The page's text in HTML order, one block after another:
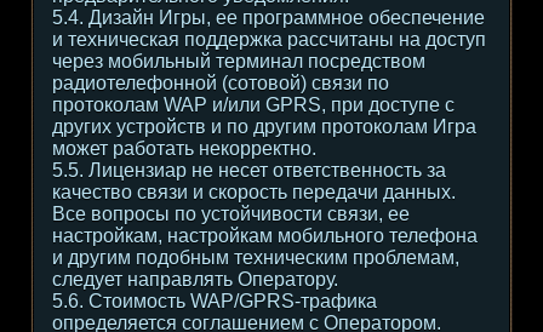
5.4. Дизайн Игры, ее программное обеспечение
и техническая поддержка рассчитаны на доступ
через мобильный терминал посредством
радиотелефонной (сотовой) связи по
протоколам WAP и/или GPRS, при доступе с
других устройств и по другим протоколам Игра
может работать некорректно.
5.5. Лицензиар не несет ответственность за
качество связи и скорость передачи данных.
Все вопросы по устойчивости связи, ее
настройкам, настройкам мобильного телефона
и другим подобным техническим проблемам,
следует направлять Оператору.
5.6. Стоимость WAP/GPRS-трафика
определяется соглашением с Оператором.